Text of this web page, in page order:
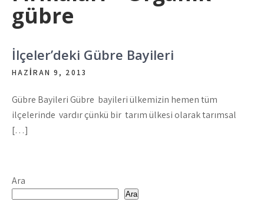
gübre
İlçeler’deki Gübre Bayileri
HAZIRAN 9, 2013
Gübre Bayileri Gübre bayileri ülkemizin hemen tüm
ilçelerinde vardır çünkü bir tarım ülkesi olarak tarımsal
[…]
Ara
Ara